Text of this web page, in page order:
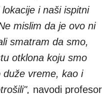
i naši ispitni
mislim da je ovo ni
smatram da smo,
otklona koju smo
duže vreme, kao i
navodi profesor